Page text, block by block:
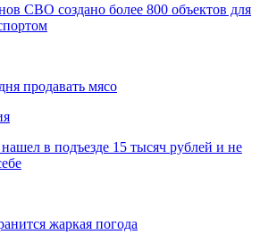
СВО создано более 800 объектов для
продавать мясо
в подъезде 15 тысяч рублей и не
жаркая погода